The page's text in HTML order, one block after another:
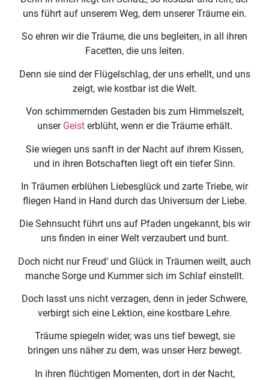
uns führt auf unserem Weg, dem unserer Träume ein.
So ehren wir die Träume, die uns begleiten, in all ihren
Facetten, die uns leiten.
Denn sie sind der Flügelschlag, der uns erhellt, und uns
zeigt, wie kostbar ist die Welt.
Von schimmernden Gestaden bis zum Himmelszelt,
unser Geisterblüht, wenn er die Träume erhält.
Sie wiegen uns sanft in der Nacht auf ihrem Kissen,
und in ihren Botschaften liegt oft ein tiefer Sinn.
In Träumen erblühen Liebesglück und zarte Triebe, wir
fliegen Hand in Hand durch das Universum der Liebe.
Die Sehnsucht führt uns auf Pfaden ungekannt, bis wir
uns finden in einer Welt verzaubert und bunt.
Doch nicht nur Freud‘ und Glück in Träumen weilt, auch
manche Sorge und Kummer sich im Schlaf einstellt.
Doch lasst uns nicht verzagen, denn in jeder Schwere,
verbirgt sich eine Lektion, eine kostbare Lehre.
Träume spiegeln wider, was uns tief bewegt, sie
bringen uns näher zu dem, was unser Herz bewegt.
In ihren flüchtigen Momenten, dort in der Nacht,